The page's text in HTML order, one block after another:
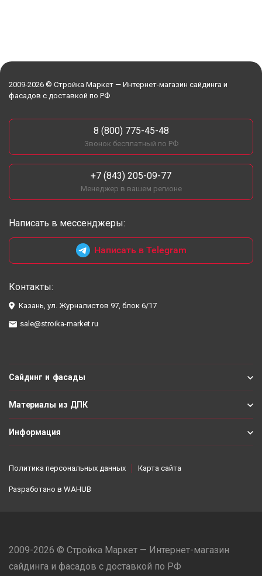
2009-2026 © Стройка Маркет — Интернет-магазин сайдинга и
фасадов с доставкой по РФ
8 (800) 775-45-48
Звонок бесплатный по РФ
+7 (843) 205-09-77
Менеджер в вашем регионе
Написать в мессенджеры:
Написать в Telegram
Контакты:
Казань, ул. Журналистов 97, блок 6/17
sale@stroika-market.ru
Сайдинг и фасады
Материалы из ДПК
Информация
Политика персональных данных Карта сайта
Разработано в WAHUB
2009-2026 © Стройка Маркет — Интернет-магазин
сайдинга и фасадов с доставкой по РФ